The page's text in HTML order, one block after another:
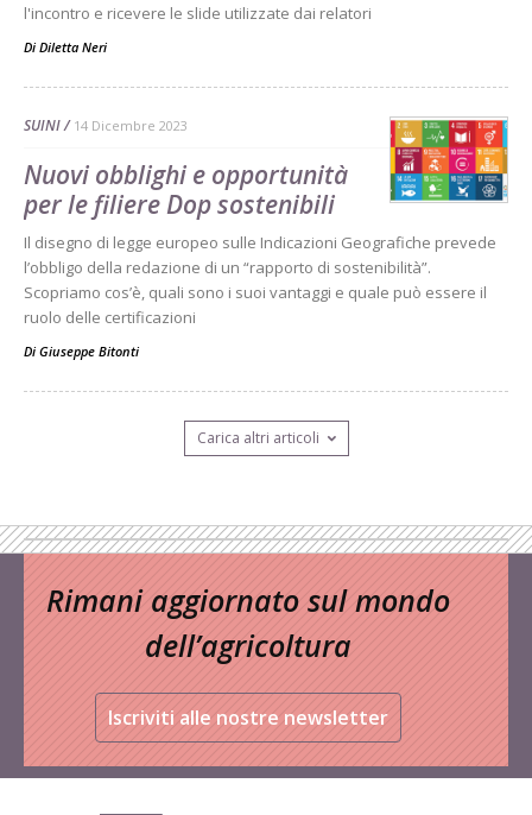
l'incontro e ricevere le slide utilizzate dai relatori
Di Diletta Neri
SUINI 14 Dicembre 2023
Nuovi obblighi e opportunità
per le filiere Dop sostenibili
Il disegno di legge europeo sulle Indicazioni Geografiche prevede
l’obbligo della redazione di un “rapporto di sostenibilità”.
Scopriamo cos’è, quali sono i suoi vantaggi e quale può essere il
ruolo delle certificazioni
Di Giuseppe Bitonti
Carica altri articoli
Rimani aggiornato sul mondo
dell’agricoltura
Iscriviti alle nostre newsletter